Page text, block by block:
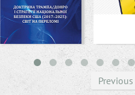
Previous